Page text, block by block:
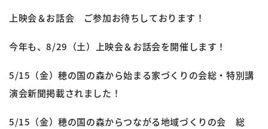
上映会＆お話会 ご参加お待ちしております！
今年も、8/29（土）上映会＆お話会を開催します！
5/15（金）穂の国の森から始まる家づくりの会総・特別講
演会新聞掲載されました！
5/15（金）穂の国の森からつながる地域づくりの会 総